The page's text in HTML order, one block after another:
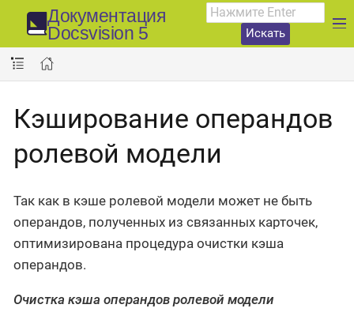
Документация
Docsvision 5
Искать
Кэширование операндов
ролевой модели
Так как в кэше ролевой модели может не быть
операндов, полученных из связанных карточек,
оптимизирована процедура очистки кэша
операндов.
Очистка кэша операндов ролевой модели